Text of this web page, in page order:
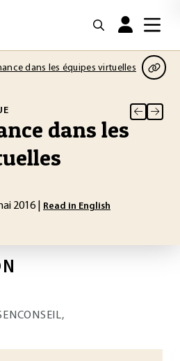
dans les équipes virtuelles
dans les
2016 | Read in English